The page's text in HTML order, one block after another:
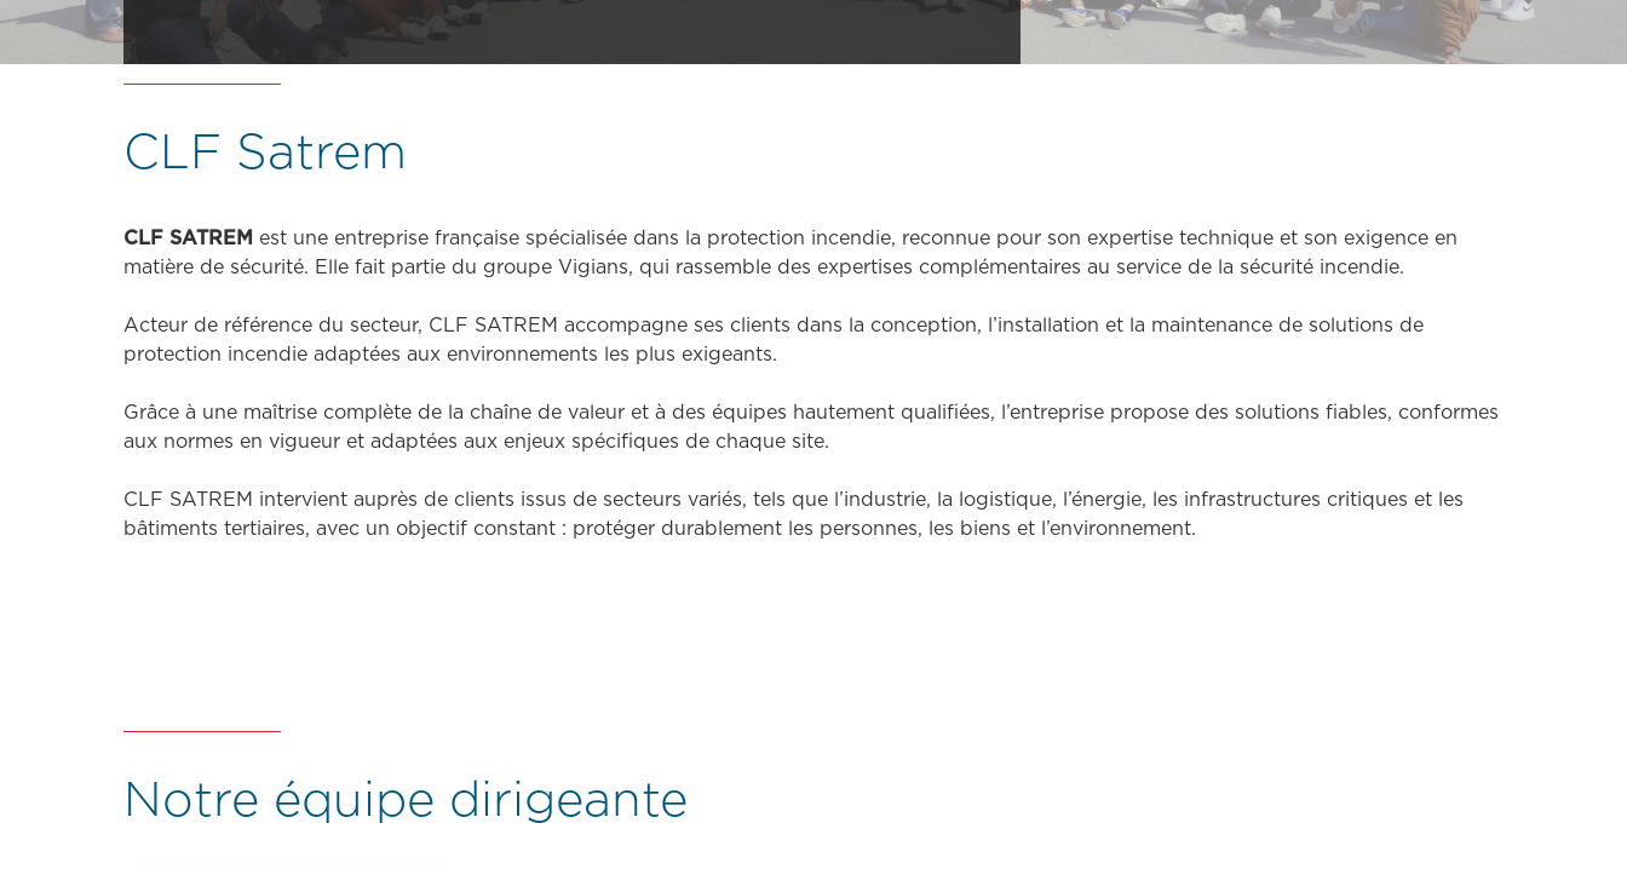
CLF Satrem
CLF SATREM est une entreprise française spécialisée dans la protection incendie, reconnue pour son expertise technique et son exigence en
matière de sécurité. Elle fait partie du groupe Vigians, qui rassemble des expertises complémentaires au service de la sécurité incendie.
Acteur de référence du secteur, CLF SATREM accompagne ses clients dans la conception, l’installation et la maintenance de solutions de
protection incendie adaptées aux environnements les plus exigeants.
Grâce à une maîtrise complète de la chaîne de valeur et à des équipes hautement qualifiées, l’entreprise propose des solutions fiables, conformes
aux normes en vigueur et adaptées aux enjeux spécifiques de chaque site.
CLF SATREM intervient auprès de clients issus de secteurs variés, tels que l’industrie, la logistique, l’énergie, les infrastructures critiques et les
bâtiments tertiaires, avec un objectif constant : protéger durablement les personnes, les biens et l’environnement.
Notre équipe dirigeante